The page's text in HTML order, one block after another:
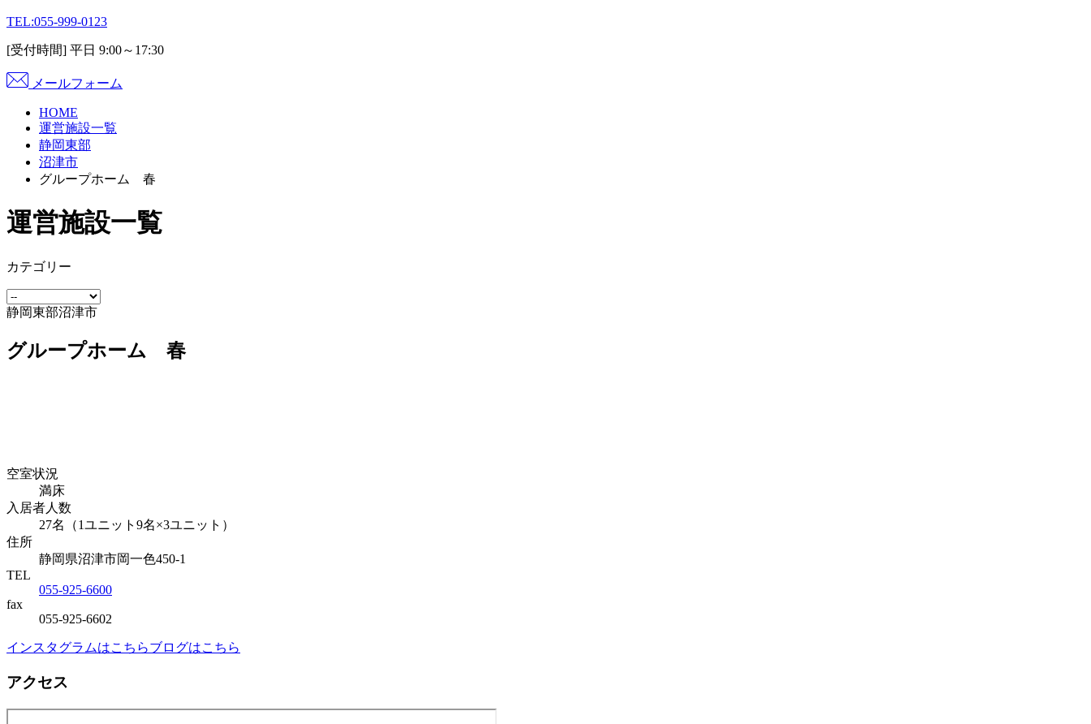
TEL:055-999-0123
[受付時間] 平日 9:00～17:30
メールフォーム
HOME
運営施設一覧
静岡東部
沼津市
グループホーム 春
運営施設一覧
カテゴリー
静岡東部沼津市
グループホーム 春
空室状況
満床
入居者人数
27名（1ユニット9名×3ユニット）
住所
静岡県沼津市岡一色450-1
TEL
055-925-6600
fax
055-925-6602
インスタグラムはこちらブログはこちら
アクセス